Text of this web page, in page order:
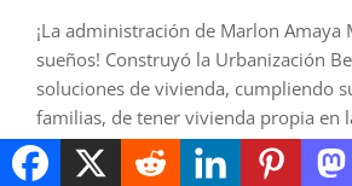
¡La administración de Marlon Amaya
sueños! Construyó la Urbanización
soluciones de vivienda, cumpliendo
familias, de tener vivienda propia en
municipal.